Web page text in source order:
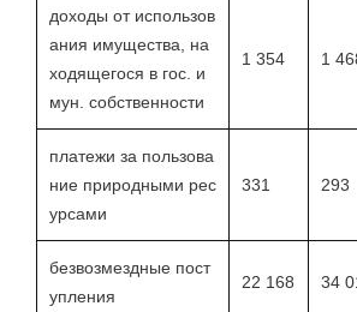
доходы от использов
ания имущества, на
ходящегося в гос. и
мун. собственности
1 354 1
платежи за пользова
ние природными рес
урсами
331 293
безвозмездные пост
упления
22 168 34